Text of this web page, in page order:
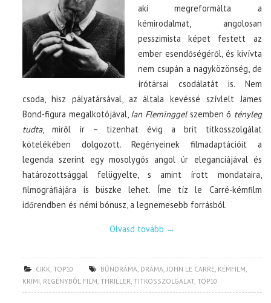
aki megreformálta a
kémirodalmat, angolosan
pesszimista képet festett az
ember esendőségéről, és kivívta
nem csupán a nagyközönség, de
írótársai csodálatát is. Nem
csoda, hisz pályatársával, az általa kevéssé szívlelt James
Bond-figura megalkotójával, Ian Fleminggelszemben ő tényleg
tudta, miről ír – tizenhat évig a brit titkosszolgálat
kötelékében dolgozott. Regényeinek filmadaptációit a
legenda szerint egy mosolygós angol úr eleganciájával és
határozottsággal felügyelte, s amint írott mondataira,
filmográfiájára is büszke lehet. Íme tíz le Carré-kémfilm
időrendben és némi bónusz, a legnemesebb forrásból.
Olvasd tovább →
CIKK,TOP10 BŰNDRÁMA, DRÁMA,JOHN LE CARRE, KÉMFILM,
KRIMI, REGÉNYBŐL FILM,THRILLER,TITKOSSZOLGÁLAT,TOP10